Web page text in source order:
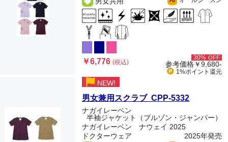
￥6,776(税込)
30% OFF
参考価格￥9,680-
1%ポイント 還元
NEW!
男女兼用スクラブ CPP-5332
ナガイレーベン
半袖ジャケット（ブルゾン・ジャンパー）
ナガイレーベン ナウェイ 2025
ドクターウェア
2025年発売